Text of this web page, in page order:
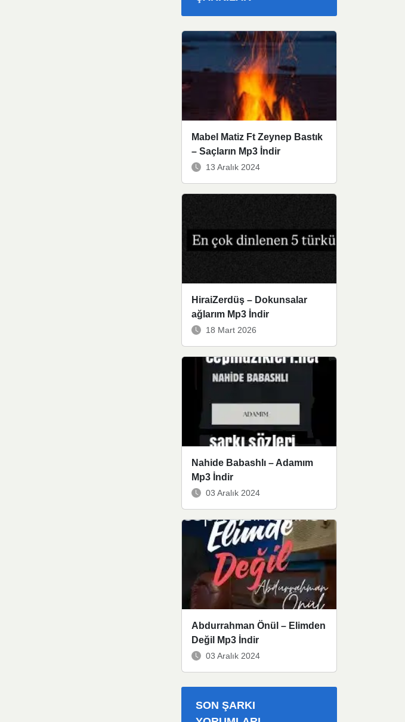
Mabel Matiz Ft Zeynep Bastık
– Saçların Mp3 İndir
13 Aralık 2024
HiraiZerdüş – Dokunsalar
ağlarım Mp3 İndir
18 Mart 2026
Nahide Babashlı – Adamım
Mp3 İndir
03 Aralık 2024
Abdurrahman Önül – Elimden
Değil Mp3 İndir
03 Aralık 2024
SON ŞARKI